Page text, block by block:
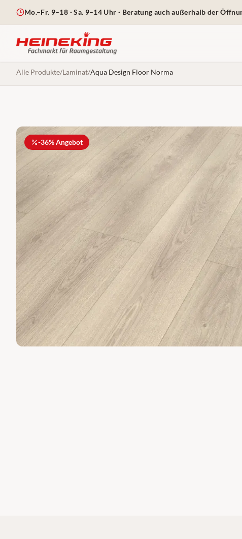
Mo.–Fr. 9–18 · Sa. 9–14 Uhr · Beratung auch außerhalb der
Alle Produkte/Laminat/Aqua Design Floor Norma
-36% Angebot